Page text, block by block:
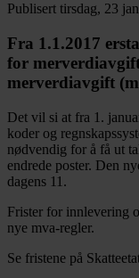
Publisert tirsdag, 23
Fra 1.1.2017
for
merverdiavgift
Det vil si at fra 1.
koder og
nødvendig for å få ut
endrede poster. Den
dagens 11.
Frister for innlevering
nye mva-regler.
Se fristene på